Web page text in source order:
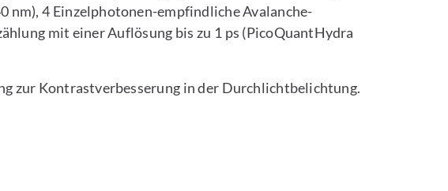
nm), 4 Einzelphotonen-empfindliche Avalanche-
mit einer Auflösung bis zu 1 ps (PicoQuantHydra
zur Kontrastverbesserung in der Durchlichtbelichtung.